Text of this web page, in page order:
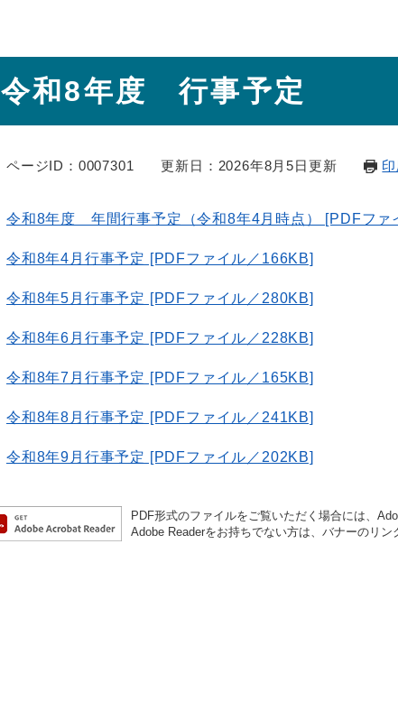
令和8年度 行事予定
ページID：0007301 更新日：2026年8月5日更新
令和8年度 年間行事予定（令和8年4月時点） [PDFファ
令和8年4月行事予定 [PDFファイル／166KB]
令和8年5月行事予定 [PDFファイル／280KB]
令和8年6月行事予定 [PDFファイル／228KB]
令和8年7月行事予定 [PDFファイル／165KB]
令和8年8月行事予定 [PDFファイル／241KB]
令和8年9月行事予定 [PDFファイル／202KB]
PDF形式のファイルをご覧いただく場合には、
Adobe Readerをお持ちでない方は、バナーのリン